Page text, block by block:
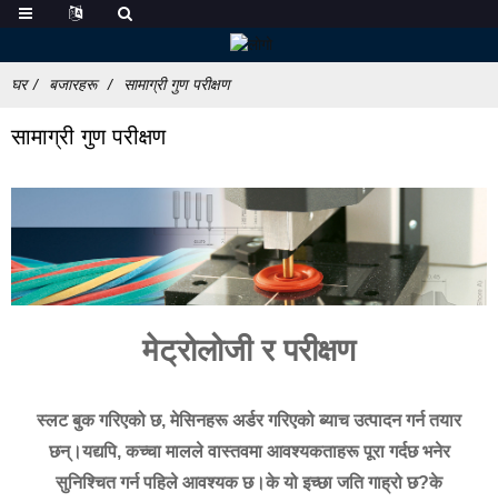
घर बजारहरू सामाग्री गुण परीक्षण
सामाग्री गुण परीक्षण
मेट्रोलोजी र परीक्षण
स्लट बुक गरिएको छ, मेसिनहरू अर्डर गरिएको ब्याच उत्पादन गर्न तयार
छन्।यद्यपि, कच्चा मालले वास्तवमा आवश्यकताहरू पूरा गर्दछ भनेर
सुनिश्चित गर्न पहिले आवश्यक छ।के यो इच्छा जति गाह्रो छ?के